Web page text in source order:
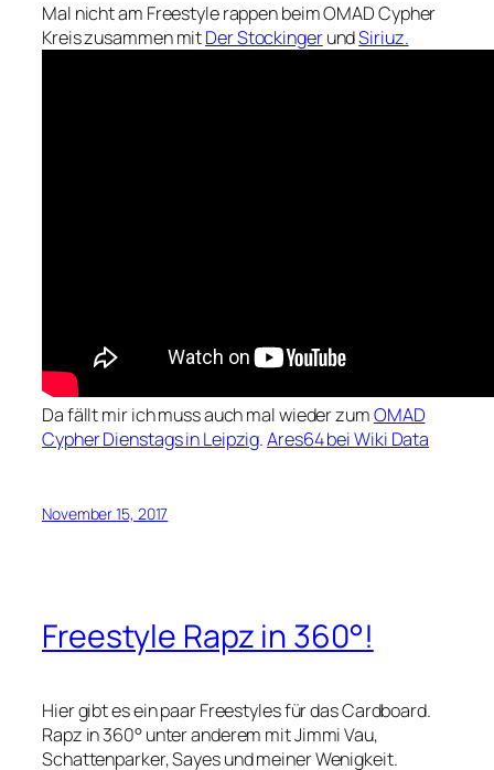
Mal nicht am Freestyle rappen beim OMAD Cypher
Kreis zusammen mitDer StockingerundSiriuz.
Da fällt mir ich muss auch mal wieder zumOMAD
Cypher Dienstags in Leipzig.Ares64 bei Wiki Data
November 15, 2017
Freestyle Rapz in 360°!
Hier gibt es ein paar Freestyles für das Cardboard.
Rapz in 360° unter anderem mit Jimmi Vau,
Schattenparker, Sayes und meiner Wenigkeit.